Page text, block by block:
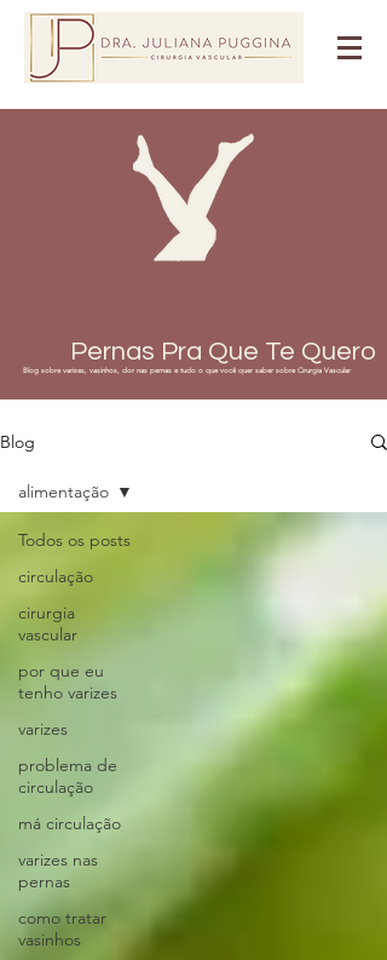
Pernas Pra Que Te Quero
Blog sobre varizes, vasinhos, dor nas pernas e tudo o que você quer saber sobre Cirurgia Vascular
Blog
Todos os posts
circulação
cirurgia
vascular
por que eu
tenho varizes
varizes
problema de
circulação
má circulação
varizes nas
pernas
como tratar
vasinhos
alimentação